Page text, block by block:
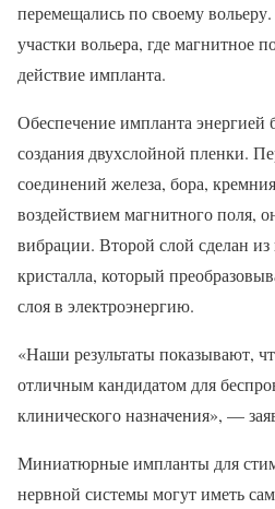
перемещались по своему
участки вольера, где магнитное
действие импланта.
Обеспечение импланта
создания двухслойной пленки.
соединений железа, бора,
воздействием магнитного поля,
вибрации. Второй слой сделан из
кристалла, который
слоя в электроэнергию.
«Наши результаты показывают,
отличным кандидатом для
клинического назначения», —
Миниатюрные импланты для
нервной системы могут иметь